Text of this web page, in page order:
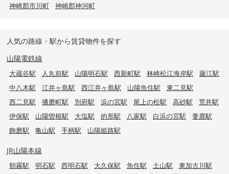
神崎郡市川町
神崎郡神河町
人気の路線・駅から賃貸物件を探す
山陽電鉄線
大蔵谷駅 人丸前駅 山陽明石駅 西新町駅 林崎松江海岸駅
藤江駅
中八木駅
江井ヶ島駅 西江井ヶ島駅 山陽魚住駅
東二見駅
西二見駅
播磨町駅 別府駅 浜の宮駅 尾上の松駅 高砂駅
荒井駅
伊保駅
山陽曽根駅 大塩駅 的形駅 八家駅 白浜の宮駅
妻鹿駅
飾磨駅
亀山駅 手柄駅 山陽姫路駅
JR山陽本線
朝霧駅 明石駅 西明石駅 大久保駅 魚住駅 土山駅
東加古川駅